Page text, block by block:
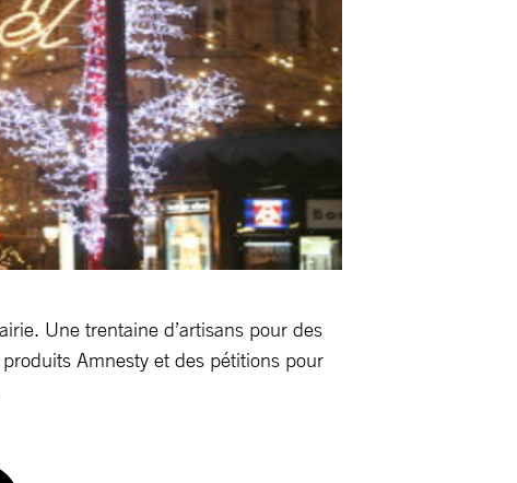
Une trentaine d’artisans pour des
Amnesty et des pétitions pour